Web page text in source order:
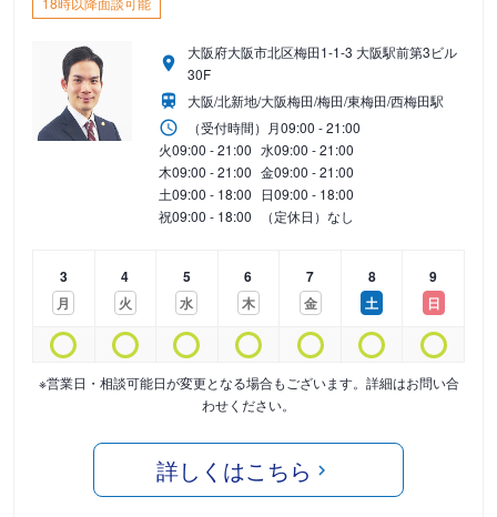
大阪府大阪市北区梅田1-1-3 大阪駅前第3ビル
30F
大阪/北新地/大阪梅田/梅田/東梅田/西梅田駅
（受付時間） 月09:00 - 21:00
火09:00 - 21:00 水09:00 - 21:00
木09:00 - 21:00 金09:00 - 21:00
土09:00 - 18:00 日09:00 - 18:00
祝09:00 - 18:00 （定休日）なし
3
月
4
火
5
水
6
木
7
金
8
土
9
日
※営業日・相談可能日が変更となる場合もございます。詳細はお問い合
わせください。
詳しくはこちら